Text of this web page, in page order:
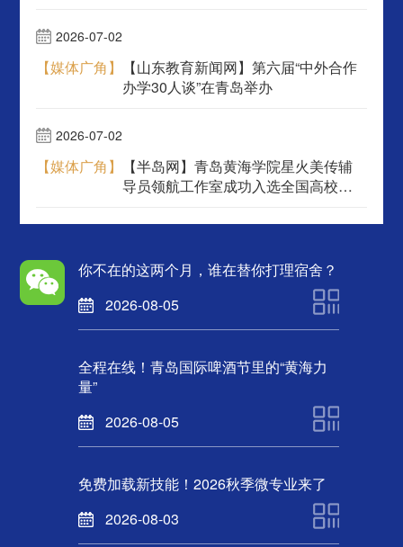
2026-07-02
【媒体广角】
【山东教育新闻网】第六届“中外合作
办学30人谈”在青岛举办
2026-07-02
【媒体广角】
【半岛网】青岛黄海学院星火美传辅
导员领航工作室成功入选全国高校联
你不在的这两个月，谁在替你打理宿舍？
2026-08-05
全程在线！青岛国际啤酒节里的“黄海力
量”
2026-08-05
免费加载新技能！2026秋季微专业来了
2026-08-03